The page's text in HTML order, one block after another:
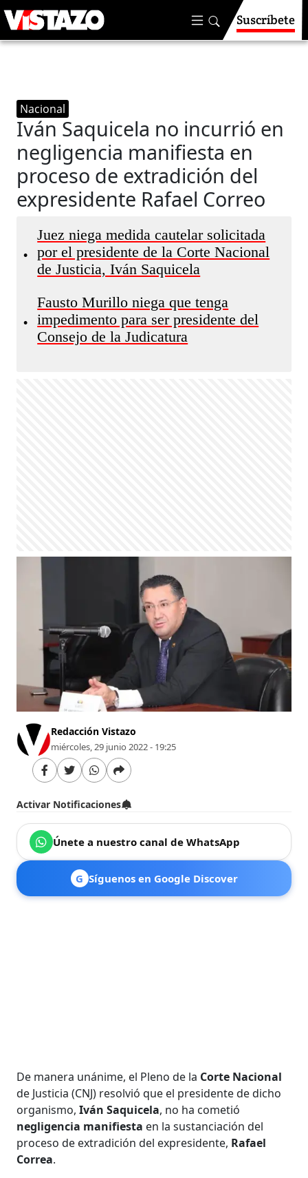
Suscríbete
Nacional
Iván Saquicela no incurrió en
negligencia manifiesta en
proceso de extradición del
expresidente Rafael Correo
•
Juez niega medida cautelar solicitada
por el presidente de la Corte Nacional
de Justicia, Iván Saquicela
•
Fausto Murillo niega que tenga
impedimento para ser presidente del
Consejo de la Judicatura
Redacción Vistazo
miércoles, 29 junio 2022 - 19:25
Activar Notificaciones
Únete a nuestro canal de WhatsApp
G Síguenos en Google Discover
De manera unánime, el Pleno de la Corte Nacional
de Justicia (CNJ) resolvió que el presidente de dicho
organismo,Iván Saquicela, no ha cometió
negligencia manifiesta en la sustanciación del
proceso de extradición del expresidente, Rafael
Correa.